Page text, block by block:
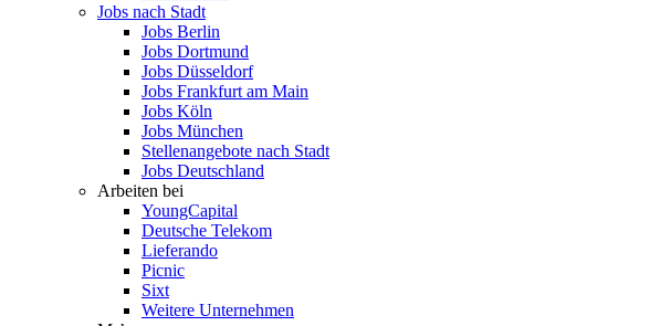
Jobs nach Stadt
Jobs Berlin
Jobs Dortmund
Jobs Düsseldorf
Jobs Frankfurt am Main
Jobs Köln
Jobs München
Stellenangebote nach Stadt
Jobs Deutschland
Arbeiten bei
YoungCapital
Deutsche Telekom
Lieferando
Picnic
Sixt
Weitere Unternehmen